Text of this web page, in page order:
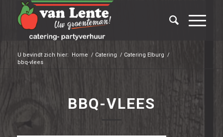
U bevindt zich hier: Home / Catering / Catering Elburg /
bbq-vlees
BBQ-VLEES